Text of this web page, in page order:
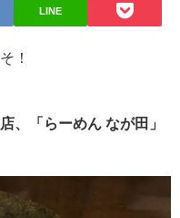
LINE
！
、「らーめん なが田」